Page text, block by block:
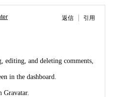
返信 引用
editing, and deleting comments,
in the dashboard.
Gravatar.